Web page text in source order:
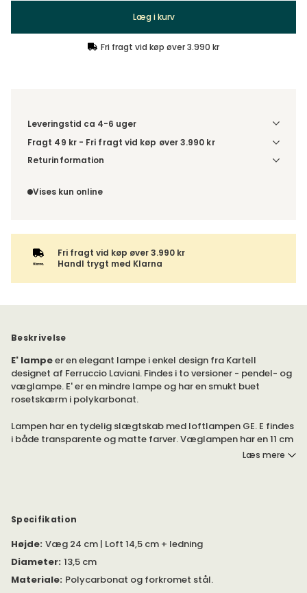
Læg i kurv
Fri fragt vid køp øver 3.990 kr
Leveringstid ca 4-6 uger
Fragt 49 kr - Fri fragt vid køp øver 3.990 kr
Denne vare sendes til et udleveringssted. Du vælger selv i
leveres til et udleveringssted eller direkte til din adresse –
med samme leveringsmetode.
Returinformation
fortrydelsesret.
Vises kun online
Fri fragt vid køp øver 3.990 kr
Handl trygt med Klarna
Beskrivelse
E' lampeer en elegant lampe i enkel design fra Kartell
designet af Ferruccio Laviani. Findes i to versioner - pendel- og
væglampe. E' er en mindre lampe og har en smukt buet
rosetskærm i polykarbonat.
Lampen har en tydelig slægtskab med loftlampen GE. E findes
i både transparente og matte farver. Væglampen har en 11 cm
arm i krom, og loftpendlen har en kabel, der kan justeres fra 20
Læs mere
Specifikation
Højde: Væg 24 cm | Loft 14,5 cm + ledning
Diameter: 13,5 cm
Materiale: Polycarbonat og forkromet stål.